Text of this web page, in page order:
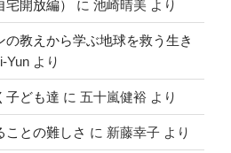
開放編） に 池崎晴美 より
教えから学ぶ地球を救う生き
Yun より
子ども達 に 五十嵐健裕 より
ことの難しさ に 新藤幸子 より